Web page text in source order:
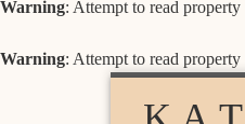
Warning: Attempt to read
Warning: Attempt to read